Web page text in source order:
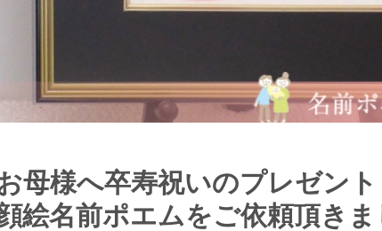
母様へ卒寿祝いのプレゼン
絵名前ポエムをご依頼頂きま